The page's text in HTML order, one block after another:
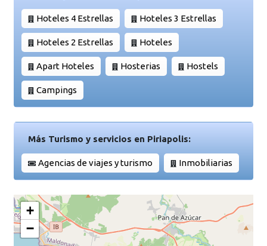
Hoteles 4 Estrellas Hoteles 3 Estrellas
Hoteles 2 Estrellas Hoteles
Apart Hoteles Hosterias Hostels
Campings
Más Turismo y servicios en Piriapolis:
Agencias de viajes y turismo Inmobiliarias
+
−